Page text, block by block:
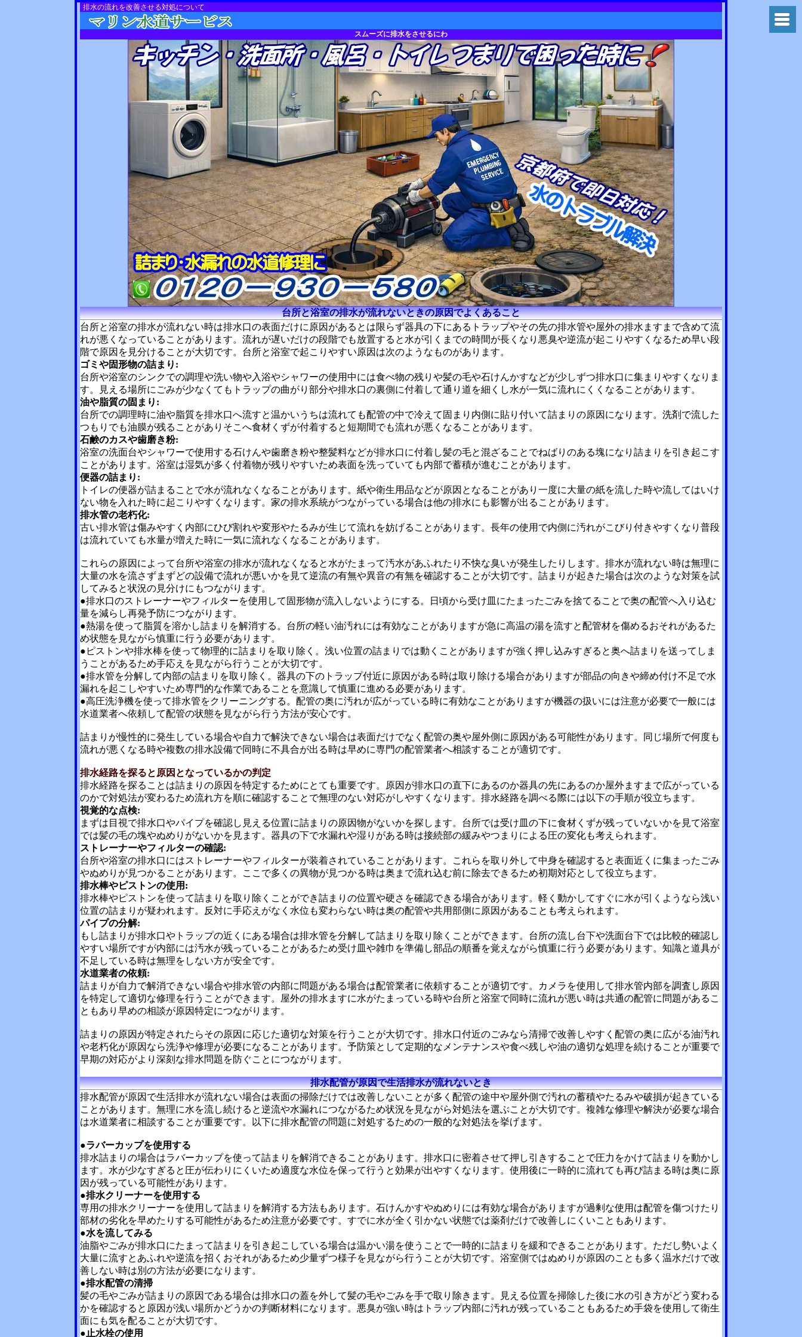
排水の流れを改善させる対処について
スムーズに排水をさせるにわ
台所と浴室の排水が流れないときの原因でよくあること
台所と浴室の排水が流れない時は排水口の表面だけに原因があるとは限らず器具の下にあるトラップやその先の排水管や屋外の排水ますまで含めて流
れが悪くなっていることがあります。流れが遅いだけの段階でも放置すると水が引くまでの時間が長くなり悪臭や逆流が起こりやすくなるため早い段
階で原因を見分けることが大切です。台所と浴室で起こりやすい原因は次のようなものがあります。
ゴミや固形物の詰まり:
台所や浴室のシンクでの調理や洗い物や入浴やシャワーの使用中には食べ物の残りや髪の毛や石けんかすなどが少しずつ排水口に集まりやすくなりま
す。見える場所にごみが少なくてもトラップの曲がり部分や排水口の裏側に付着して通り道を細くし水が一気に流れにくくなることがあります。
油や脂質の固まり:
台所での調理時に油や脂質を排水口へ流すと温かいうちは流れても配管の中で冷えて固まり内側に貼り付いて詰まりの原因になります。洗剤で流した
つもりでも油膜が残ることがありそこへ食材くずが付着すると短期間でも流れが悪くなることがあります。
石鹸のカスや歯磨き粉:
浴室の洗面台やシャワーで使用する石けんや歯磨き粉や整髪料などが排水口に付着し髪の毛と混ざることでねばりのある塊になり詰まりを引き起こす
ことがあります。浴室は湿気が多く付着物が残りやすいため表面を洗っていても内部で蓄積が進むことがあります。
便器の詰まり:
トイレの便器が詰まることで水が流れなくなることがあります。紙や衛生用品などが原因となることがあり一度に大量の紙を流した時や流してはいけ
ない物を入れた時に起こりやすくなります。家の排水系統がつながっている場合は他の排水にも影響が出ることがあります。
排水管の老朽化:
古い排水管は傷みやすく内部にひび割れや変形やたるみが生じて流れを妨げることがあります。長年の使用で内側に汚れがこびり付きやすくなり普段
は流れていても水量が増えた時に一気に流れなくなることがあります。
これらの原因によって台所や浴室の排水が流れなくなると水がたまって汚水があふれたり不快な臭いが発生したりします。排水が流れない時は無理に
大量の水を流さずまずどの設備で流れが悪いかを見て逆流の有無や異音の有無を確認することが大切です。詰まりが起きた場合は次のような対策を試
してみると状況の見分けにもつながります。
●排水口のストレーナーやフィルターを使用して固形物が流入しないようにする。日頃から受け皿にたまったごみを捨てることで奥の配管へ入り込む
量を減らし再発予防につながります。
●熱湯を使って脂質を溶かし詰まりを解消する。台所の軽い油汚れには有効なことがありますが急に高温の湯を流すと配管材を傷めるおそれがあるた
め状態を見ながら慎重に行う必要があります。
●ピストンや排水棒を使って物理的に詰まりを取り除く。浅い位置の詰まりでは動くことがありますが強く押し込みすぎると奥へ詰まりを送ってしま
うことがあるため手応えを見ながら行うことが大切です。
●排水管を分解して内部の詰まりを取り除く。器具の下のトラップ付近に原因がある時は取り除ける場合がありますが部品の向きや締め付け不足で水
漏れを起こしやすいため専門的な作業であることを意識して慎重に進める必要があります。
●高圧洗浄機を使って排水管をクリーニングする。配管の奥に汚れが広がっている時に有効なことがありますが機器の扱いには注意が必要で一般には
水道業者へ依頼して配管の状態を見ながら行う方法が安心です。
詰まりが慢性的に発生している場合や自力で解決できない場合は表面だけでなく配管の奥や屋外側に原因がある可能性があります。同じ場所で何度も
流れが悪くなる時や複数の排水設備で同時に不具合が出る時は早めに専門の配管業者へ相談することが適切です。
排水経路を探ると原因となっているかの判定
排水経路を探ることは詰まりの原因を特定するためにとても重要です。原因が排水口の直下にあるのか器具の先にあるのか屋外ますまで広がっている
のかで対処法が変わるため流れ方を順に確認することで無理のない対応がしやすくなります。排水経路を調べる際には以下の手順が役立ちます。
視覚的な点検:
まずは目視で排水口やパイプを確認し見える位置に詰まりの原因物がないかを探します。台所では受け皿の下に食材くずが残っていないかを見て浴室
では髪の毛の塊やぬめりがないかを見ます。器具の下で水漏れや湿りがある時は接続部の緩みやつまりによる圧の変化も考えられます。
ストレーナーやフィルターの確認:
台所や浴室の排水口にはストレーナーやフィルターが装着されていることがあります。これらを取り外して中身を確認すると表面近くに集まったごみ
やぬめりが見つかることがあります。ここで多くの異物が見つかる時は奥まで流れ込む前に除去できるため初期対応として役立ちます。
排水棒やピストンの使用:
排水棒やピストンを使って詰まりを取り除くことができ詰まりの位置や硬さを確認できる場合があります。軽く動かしてすぐに水が引くようなら浅い
位置の詰まりが疑われます。反対に手応えがなく水位も変わらない時は奥の配管や共用部側に原因があることも考えられます。
パイプの分解:
もし詰まりが排水口やトラップの近くにある場合は排水管を分解して詰まりを取り除くことができます。台所の流し台下や洗面台下では比較的確認し
やすい場所ですが内部には汚水が残っていることがあるため受け皿や雑巾を準備し部品の順番を覚えながら慎重に行う必要があります。知識と道具が
不足している時は無理をしない方が安全です。
水道業者の依頼:
詰まりが自力で解消できない場合や排水管の内部に問題がある場合は配管業者に依頼することが適切です。カメラを使用して排水管内部を調査し原因
を特定して適切な修理を行うことができます。屋外の排水ますに水がたまっている時や台所と浴室で同時に流れが悪い時は共通の配管に問題があるこ
ともあり早めの相談が原因特定につながります。
詰まりの原因が特定されたらその原因に応じた適切な対策を行うことが大切です。排水口付近のごみなら清掃で改善しやすく配管の奥に広がる油汚れ
や老朽化が原因なら洗浄や修理が必要になることがあります。予防策として定期的なメンテナンスや食べ残しや油の適切な処理を続けることが重要で
早期の対応がより深刻な排水問題を防ぐことにつながります。
排水配管が原因で生活排水が流れないとき
排水配管が原因で生活排水が流れない場合は表面の掃除だけでは改善しないことが多く配管の途中や屋外側で汚れの蓄積やたるみや破損が起きている
ことがあります。無理に水を流し続けると逆流や水漏れにつながるため状況を見ながら対処法を選ぶことが大切です。複雑な修理や解決が必要な場合
は水道業者に相談することが重要です。以下に排水配管の問題に対処するための一般的な対処法を挙げます。
●ラバーカップを使用する
排水詰まりの場合はラバーカップを使って詰まりを解消できることがあります。排水口に密着させて押し引きすることで圧力をかけて詰まりを動かし
ます。水が少なすぎると圧が伝わりにくいため適度な水位を保って行うと効果が出やすくなります。使用後に一時的に流れても再び詰まる時は奥に原
因が残っている可能性があります。
●排水クリーナーを使用する
専用の排水クリーナーを使用して詰まりを解消する方法もあります。石けんかすやぬめりには有効な場合がありますが過剰な使用は配管を傷つけたり
部材の劣化を早めたりする可能性があるため注意が必要です。すでに水が全く引かない状態では薬剤だけで改善しにくいこともあります。
●水を流してみる
油脂やごみが排水口にたまって詰まりを引き起こしている場合は温かい湯を使うことで一時的に詰まりを緩和できることがあります。ただし勢いよく
大量に流すとあふれや逆流を招くおそれがあるため少量ずつ様子を見ながら行うことが大切です。浴室側ではぬめりが原因のことも多く温水だけで改
善しない時は別の方法が必要になります。
●排水配管の清掃
髪の毛やごみが詰まりの原因である場合は排水口の蓋を外して髪の毛やごみを手で取り除きます。見える位置を掃除した後に水の引き方がどう変わる
かを確認すると原因が浅い場所かどうかの判断材料になります。悪臭が強い時はトラップ内部に汚れが残っていることもあるため手袋を使用して衛生
面にも気を配ることが大切です。
● 止水栓の使用